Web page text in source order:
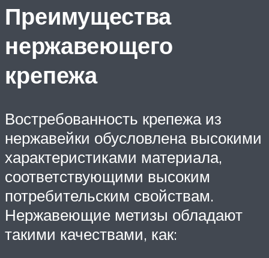
Преимущества
нержавеющего
крепежа
Востребованность крепежа из
нержавейки обусловлена высокими
характеристиками материала,
соответствующими высоким
потребительским свойствам.
Нержавеющие метизы обладают
такими качествами, как: